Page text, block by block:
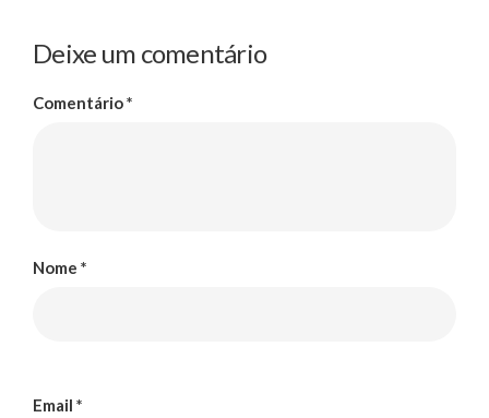
Deixe um comentário
Comentário*
Nome *
Email *